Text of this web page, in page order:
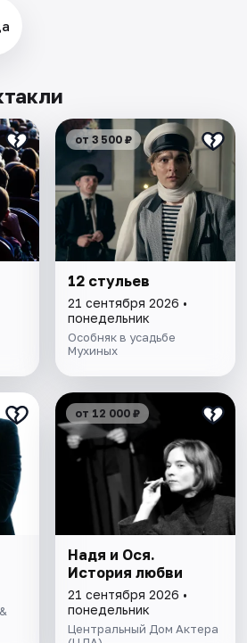
от 3 500 ₽
12 стульев
21 сентября 2026 •
понедельник
Особняк в усадьбе
Мухиных
от 12 000 ₽
Надя и Ося.
История любви
21 сентября 2026 •
понедельник
Центральный Дом Актера